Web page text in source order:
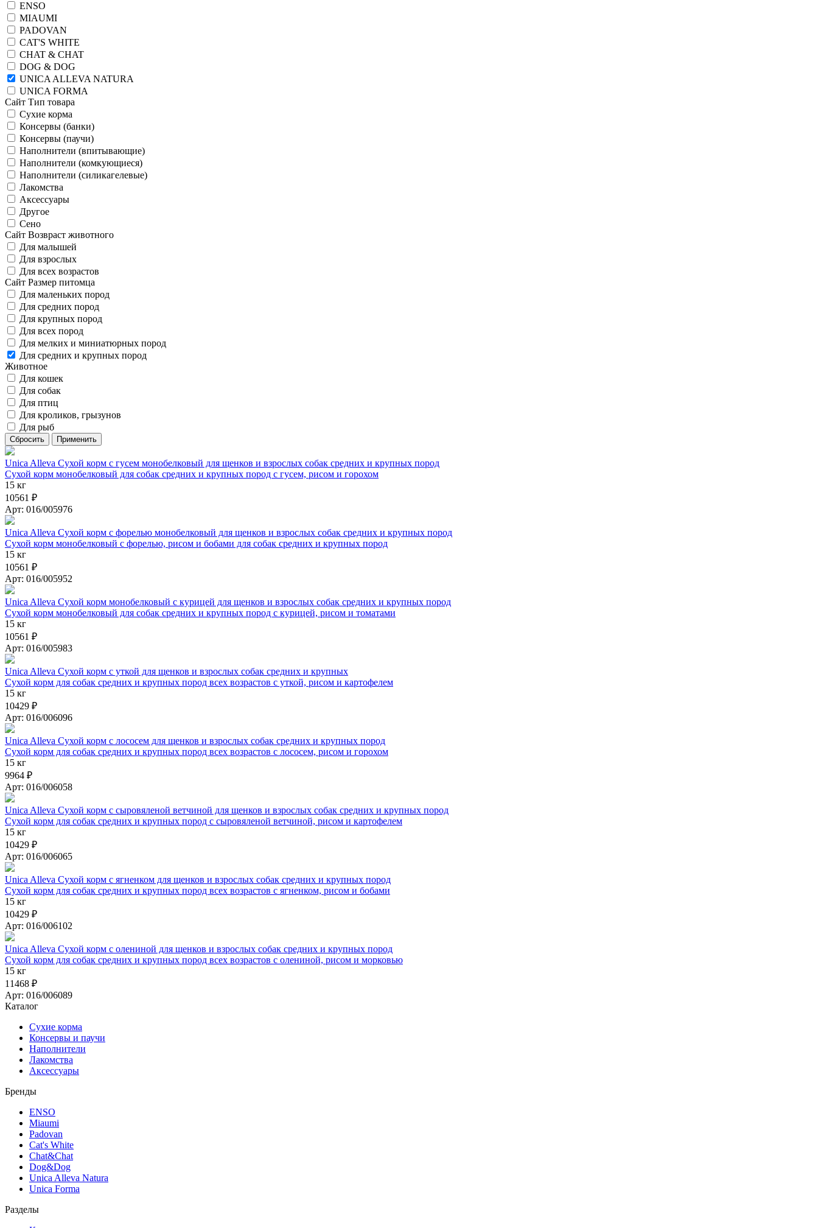
ENSO
MIAUMI
PADOVAN
CAT'S WHITE
CHAT & CHAT
DOG & DOG
UNICA ALLEVA NATURA
UNICA FORMA
Сайт Тип товара
Сухие корма
Консервы (банки)
Консервы (паучи)
Наполнители (впитывающие)
Наполнители (комкующиеся)
Наполнители (силикагелевые)
Лакомства
Аксессуары
Другое
Сено
Сайт Возвраст животного
Для малышей
Для взрослых
Для всех возрастов
Сайт Размер питомца
Для маленьких пород
Для средних пород
Для крупных пород
Для всех пород
Для мелких и миниатюрных пород
Для средних и крупных пород
Животное
Для кошек
Для собак
Для птиц
Для кроликов, грызунов
Для рыб
Unica Alleva Сухой корм с гусем монобелковый для щенков и взрослых собак средних и крупных пород
Сухой корм монобелковый для собак средних и крупных пород с гусем, рисом и горохом
15 кг
10561 ₽
Арт: 016/005976
Unica Alleva Сухой корм с форелью монобелковый для щенков и взрослых собак средних и крупных пород
Сухой корм монобелковый с форелью, рисом и бобами для собак средних и крупных пород
15 кг
10561 ₽
Арт: 016/005952
Unica Alleva Сухой корм монобелковый с курицей для щенков и взрослых собак средних и крупных пород
Сухой корм монобелковый для собак средних и крупных пород с курицей, рисом и томатами
15 кг
10561 ₽
Арт: 016/005983
Unica Alleva Сухой корм с уткой для щенков и взрослых собак средних и крупных
Сухой корм для собак средних и крупных пород всех возрастов с уткой, рисом и картофелем
15 кг
10429 ₽
Арт: 016/006096
Unica Alleva Сухой корм с лососем для щенков и взрослых собак средних и крупных пород
Сухой корм для собак средних и крупных пород всех возрастов с лососем, рисом и горохом
15 кг
9964 ₽
Арт: 016/006058
Unica Alleva Сухой корм с сыровяленой ветчиной для щенков и взрослых собак средних и крупных пород
Сухой корм для собак средних и крупных пород с сыровяленой ветчиной, рисом и картофелем
15 кг
10429 ₽
Арт: 016/006065
Unica Alleva Сухой корм с ягненком для щенков и взрослых собак средних и крупных пород
Сухой корм для собак средних и крупных пород всех возрастов с ягненком, рисом и бобами
15 кг
10429 ₽
Арт: 016/006102
Unica Alleva Сухой корм с олениной для щенков и взрослых собак средних и крупных пород
Сухой корм для собак средних и крупных пород всех возрастов с олениной, рисом и морковью
15 кг
11468 ₽
Арт: 016/006089
Каталог
Сухие корма
Консервы и паучи
Наполнители
Лакомства
Аксессуары
Бренды
ENSO
Miaumi
Padovan
Cat's White
Chat&Chat
Dog&Dog
Unica Alleva Natura
Unica Forma
Разделы